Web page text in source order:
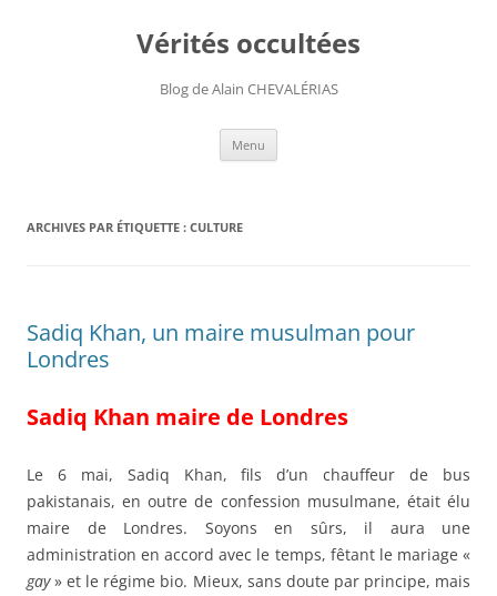
Vérités occultées
Blog de Alain CHEVALÉRIAS
Menu
ARCHIVES PAR ÉTIQUETTE : CULTURE
Sadiq Khan, un maire musulman pour
Londres
Sadiq Khan maire de Londres
Le 6 mai, Sadiq Khan, fils d’un chauffeur de bus
pakistanais, en outre de confession musulmane, était élu
maire de Londres. Soyons en sûrs, il aura une
administration en accord avec le temps, fêtant le mariage «
gay» et le régime bio. Mieux, sans doute par principe, mais